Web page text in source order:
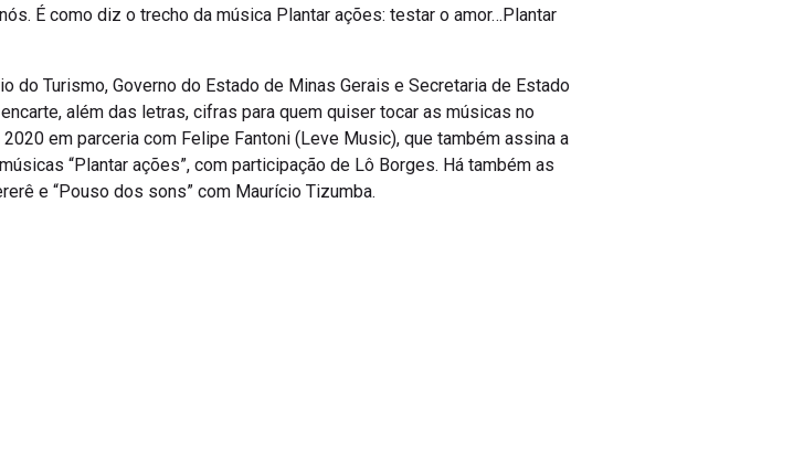
É como diz o trecho da música Plantar ações: testar o amor…Plantar
Turismo, Governo do Estado de Minas Gerais e Secretaria de Estado
além das letras, cifras para quem quiser tocar as músicas no
em parceria com Felipe Fantoni (Leve Music), que também assina a
“Plantar ações”, com participação de Lô Borges. Há também as
e “Pouso dos sons” com Maurício Tizumba.